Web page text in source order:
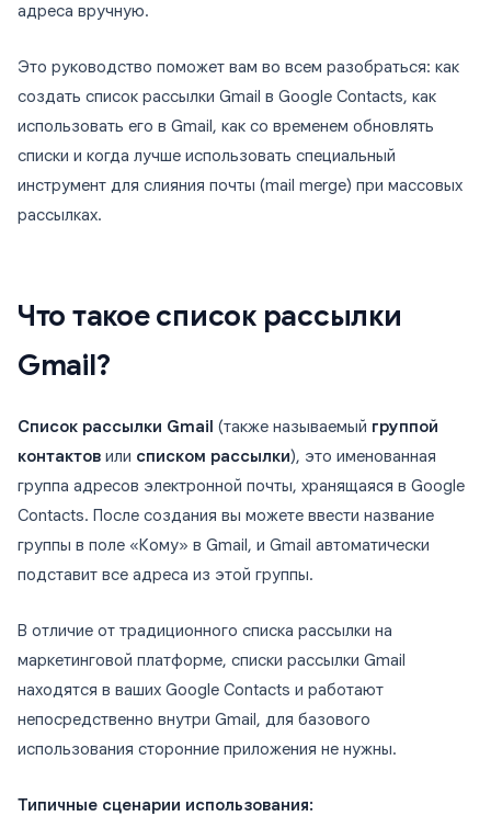
адреса вручную.
Это руководство поможет вам во всем разобраться: как
создать список рассылки Gmail в Google Contacts, как
использовать его в Gmail, как со временем обновлять
списки и когда лучше использовать специальный
инструмент для слияния почты (mail merge) при массовых
рассылках.
Что такое список рассылки
Gmail?
Список рассылки Gmail (также называемый группой
контактов или списком рассылки), это именованная
группа адресов электронной почты, хранящаяся в Google
Contacts. После создания вы можете ввести название
группы в поле «Кому» в Gmail, и Gmail автоматически
подставит все адреса из этой группы.
В отличие от традиционного списка рассылки на
маркетинговой платформе, списки рассылки Gmail
находятся в ваших Google Contacts и работают
непосредственно внутри Gmail, для базового
использования сторонние приложения не нужны.
Типичные сценарии использования: